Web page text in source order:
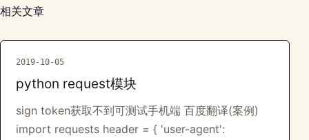
相关文章
2019-10-05
python request模块
sign token获取不到可测试手机端 百度翻译(案例)
import requests header = { 'user-agent':